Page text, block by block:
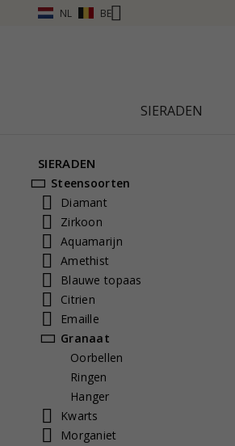
NL BE
SIERADEN
SIERADEN
Steensoorten
Diamant
Zirkoon
Aquamarijn
Amethist
Blauwe topaas
Citrien
Emaille
Granaat
Oorbellen
Ringen
Hanger
Kwarts
Morganiet